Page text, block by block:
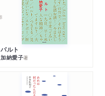
パルト
加納愛子著